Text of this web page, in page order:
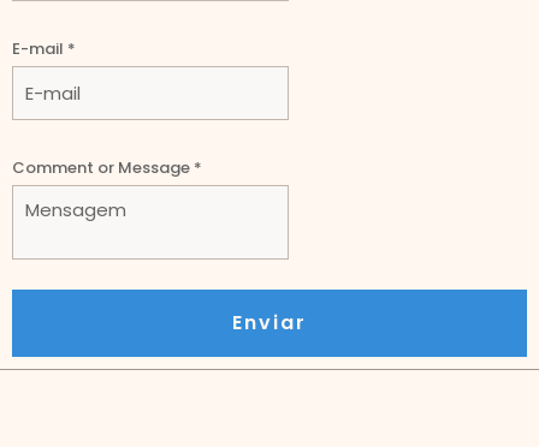
E-mail *
Comment or Message *
Enviar